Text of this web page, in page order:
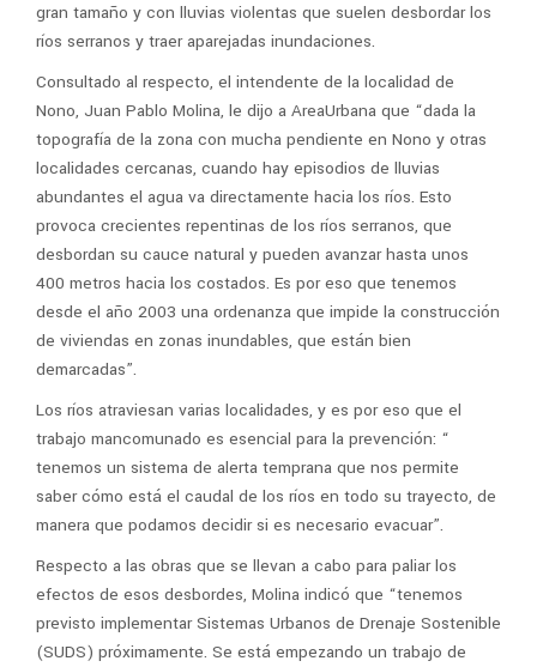
gran tamaño y con lluvias violentas que suelen desbordar los
ríos serranos y traer aparejadas inundaciones.
Consultado al respecto, el intendente de la localidad de
Nono, Juan Pablo Molina, le dijo a AreaUrbana que “dada la
topografía de la zona con mucha pendiente en Nono y otras
localidades cercanas, cuando hay episodios de lluvias
abundantes el agua va directamente hacia los ríos. Esto
provoca crecientes repentinas de los ríos serranos, que
desbordan su cauce natural y pueden avanzar hasta unos
400 metros hacia los costados. Es por eso que tenemos
desde el año 2003 una ordenanza que impide la construcción
de viviendas en zonas inundables, que están bien
demarcadas”.
Los ríos atraviesan varias localidades, y es por eso que el
trabajo mancomunado es esencial para la prevención: “
tenemos un sistema de alerta temprana que nos permite
saber cómo está el caudal de los ríos en todo su trayecto, de
manera que podamos decidir si es necesario evacuar”.
Respecto a las obras que se llevan a cabo para paliar los
efectos de esos desbordes, Molina indicó que “tenemos
previsto implementar Sistemas Urbanos de Drenaje Sostenible
(SUDS) próximamente. Se está empezando un trabajo de